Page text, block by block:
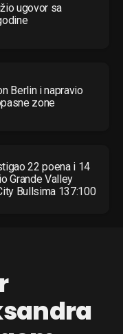
ugovor sa
Berlin i napravio
zone
22 poena i 14
Grande Valley
Bullsima 137:100